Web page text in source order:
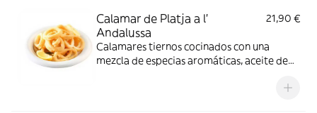
Calamar de Platja a l'
Andalussa
21,90 €
Calamares tiernos cocinados con una
mezcla de especias aromáticas, aceite de